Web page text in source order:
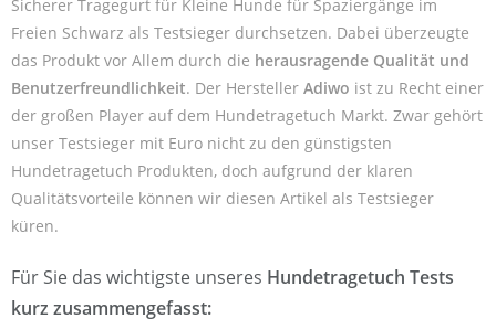
Sicherer Tragegurt für Kleine Hunde für Spaziergänge im
Freien Schwarz als Testsieger durchsetzen. Dabei überzeugte
das Produkt vor Allem durch die herausragende Qualität und
Benutzerfreundlichkeit. Der Hersteller Adiwo ist zu Recht einer
der großen Player auf dem Hundetragetuch Markt. Zwar gehört
unser Testsieger mit Euro nicht zu den günstigsten
Hundetragetuch Produkten, doch aufgrund der klaren
Qualitätsvorteile können wir diesen Artikel als Testsieger
küren.
Für Sie das wichtigste unseres Hundetragetuch Tests
kurz zusammengefasst: